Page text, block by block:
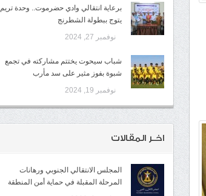
برعاية انتقالي وادي حضرموت.. وحدة تريم
يتوج ببطولة الشطرنج
نوفمبر 27, 2024
شباب سيحوت يختتم مشاركته في تجمع
شبوة بفوز مثير على سد مأرب
نوفمبر 19, 2024
اخـر المقالات
المجلس الانتقالي الجنوبي ورهانات
المرحلة المقبلة في حماية أمن المنطقة